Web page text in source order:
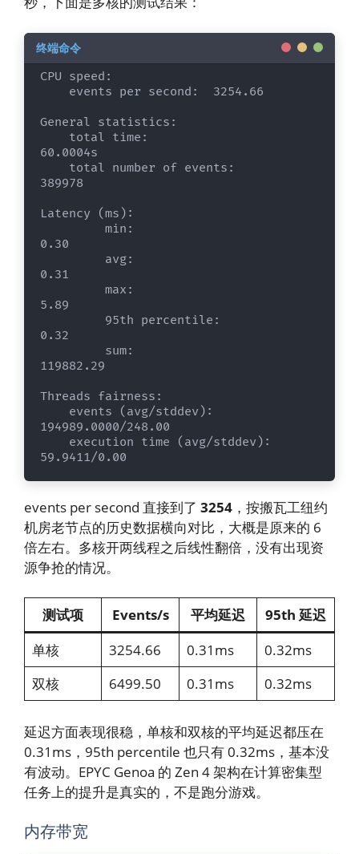
CPU speed:
General statistics:
60.0004s
389978
Latency (ms):
0.30
0.31
5.89
0.32
119882.29
Threads fairness:
194989.0000/248.00
59.9411/0.00
events per second 直接到了 3254 ，按搬瓦工纽约
机房老节点的历史数据横向对比，大概是原来的 6
倍左右。多核开两线程之后线性翻倍，没有出现资
源争抢的情况。
测试项 Events/s 平均延迟
95th 延迟
单核
3254.66 0.31ms
0.32ms
双核
6499.50 0.31ms 0.32ms
延迟方面表现很稳，单核和双核的平均延迟都压在
0.31ms，95th percentile 也只有 0.32ms，基本没
有波动。EPYC Genoa 的 Zen 4 架构在计算密集型
任务上的提升是真实的，不是跑分游戏。
内存带宽